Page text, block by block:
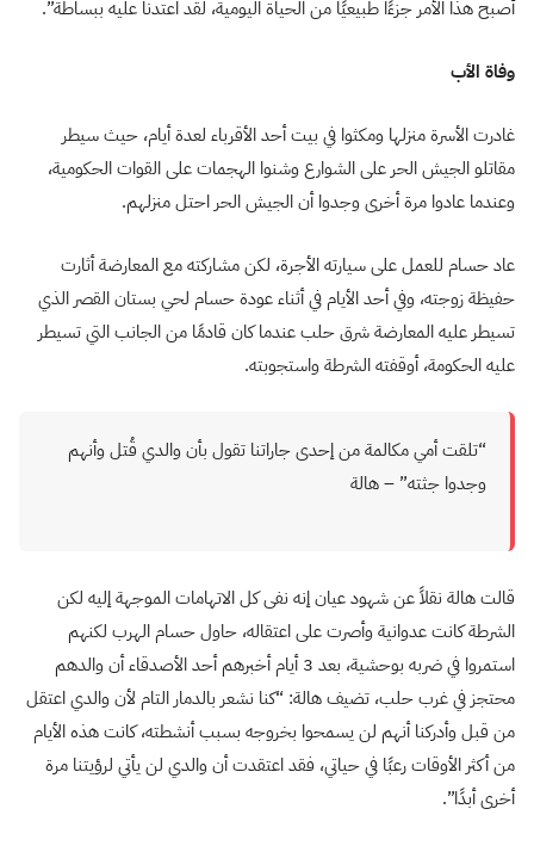
أصبح هذا الأمر جزءًا طبيعيًا من الحياة اليومية، لقد اعتدنا عليه ببساطة”.
وفاة الأب
غادرت الأسرة منزلها ومكثوا في بيت أحد الأقرباء لعدة أيام، حيث سيطر
مقاتلو الجيش الحر على الشوارع وشنوا الهجمات على القوات الحكومية،
وعندما عادوا مرة أخرى وجدوا أن الجيش الحر احتل منزلهم.
عاد حسام للعمل على سيارته الأجرة، لكن مشاركته مع المعارضة أثارت
حفيظة زوجته، وفي أحد الأيام في أثناء عودة حسام لحي بستان القصر الذي
تسيطر عليه المعارضة شرق حلب عندما كان قادمًا من الجانب التي تسيطر
عليه الحكومة، أوقفته الشرطة واستجوبته.
“تلقت أمي مكالمة من إحدى جاراتنا تقول بأن والدي قُتل وأنهم
وجدوا جثته” – هالة
قالت هالة نقلاً عن شهود عيان إنه نفى كل الاتهامات الموجهة إليه لكن
الشرطة كانت عدوانية وأصرت على اعتقاله، حاول حسام الهرب لكنهم
استمروا في ضربه بوحشية، بعد 3 أيام أخبرهم أحد الأصدقاء أن والدهم
محتجز في غرب حلب، تضيف هالة: “كنا نشعر بالدمار التام لأن والدي اعتقل
من قبل وأدركنا أنهم لن يسمحوا بخروجه بسبب أنشطته، كانت هذه الأيام
من أكثر الأوقات رعبًا في حياتي، فقد اعتقدت أن والدي لن يأتي لرؤيتنا مرة
أخرى أبدًا”.